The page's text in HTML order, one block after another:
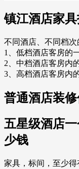
镇江酒店家
不同酒店、不同档次
1、低档酒店客房的
2、中档酒店客房内
3、高档酒店客房内
普通酒店装
五星级酒店
少钱
家具，标间，至少得